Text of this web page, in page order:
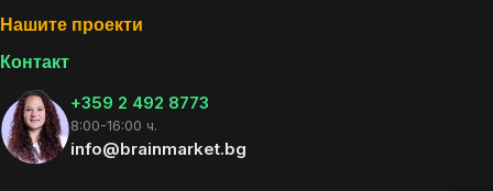
Нашите проекти
Контакт
+359 2 492 8773
8:00-16:00 ч.
info@brainmarket.bg